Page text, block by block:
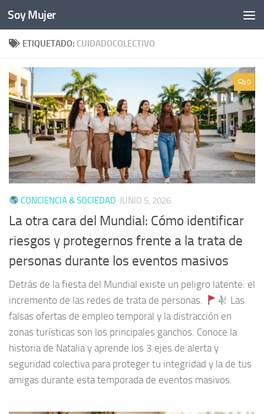
Bajo el contenido
Soy Mujer
ETIQUETADO: CUIDADOCOLECTIVO
0
CONCIENCIA & SOCIEDAD JUNIO 5, 2026
La otra cara del Mundial: Cómo identificar
riesgos y protegernos frente a la trata de
personas durante los eventos masivos
Detrás de la fiesta del Mundial existe un peligro latente: el
incremento de las redes de trata de personas.
Las
falsas ofertas de empleo temporal y la distracción en
zonas turísticas son los principales ganchos. Conoce la
historia de Natalia y aprende los 3 ejes de alerta y
seguridad colectiva para proteger tu integridad y la de tus
amigas durante esta temporada de eventos masivos.